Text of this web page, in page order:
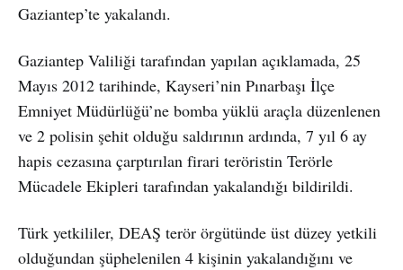
Gaziantep’te yakalandı.
Gaziantep Valiliği tarafından yapılan açıklamada, 25
Mayıs 2012 tarihinde, Kayseri’nin Pınarbaşı İlçe
Emniyet Müdürlüğü’ne bomba yüklü araçla düzenlenen
ve 2 polisin şehit olduğu saldırının ardında, 7 yıl 6 ay
hapis cezasına çarptırılan firari teröristin Terörle
Mücadele Ekipleri tarafından yakalandığı bildirildi.
Türk yetkililer, DEAŞ terör örgütünde üst düzey yetkili
olduğundan şüphelenilen 4 kişinin yakalandığını ve